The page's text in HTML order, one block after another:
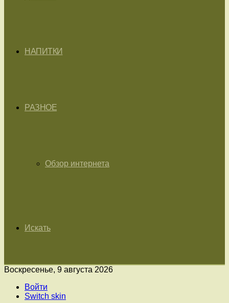
НАПИТКИ
РАЗНОЕ
Обзор интернета
Искать
Воскресенье, 9 августа 2026
Войти
Switch skin